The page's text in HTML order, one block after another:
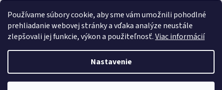
Používame súbory cookie, aby sme vám umožnili pohodlné
prehliadanie webovej stránky a vďaka analýze neustále
zlepšovali jej funkcie, výkon a použiteľnosť.Viac informácií
Nastavenie
PRESMONT.IT
Vytvoril Shoptet